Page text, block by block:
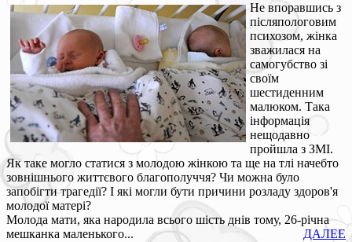
Не впоравшись з
післяпологовим
психозом, жінка
зважилася на
самогубство зі
своїм
шестиденним
малюком. Така
інформація
нещодавно
пройшла з ЗМІ.
Як таке могло статися з молодою жінкою та ще на тлі начебто
зовнішнього життєвого благополуччя? Чи можна було
запобігти трагедії? І які могли бути причини розладу здоров'я
молодої матері?
Молода мати, яка народила всього шість днів тому, 26-річна
мешканка маленького...
ДАЛЕЕ